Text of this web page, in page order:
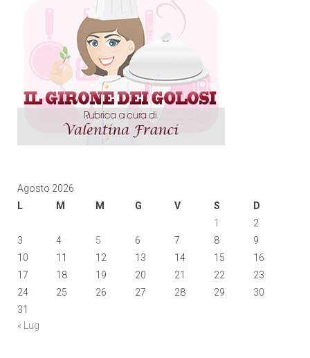
Agosto 2026
L
M M G V S
D
1
2
3
4 5 6 7 8
9
10
11 12 13 14 15
16
17
18 19 20 21 22
23
24
25 26 27 28 29
30
31
« Lug